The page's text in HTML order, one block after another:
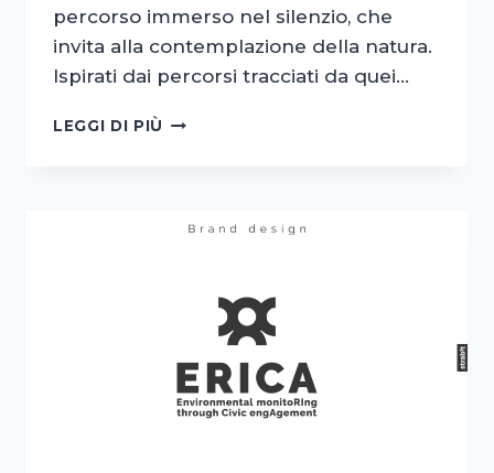
percorso immerso nel silenzio, che
invita alla contemplazione della natura.
Ispirati dai percorsi tracciati da quei…
LEGGI DI PIÙ LOGO